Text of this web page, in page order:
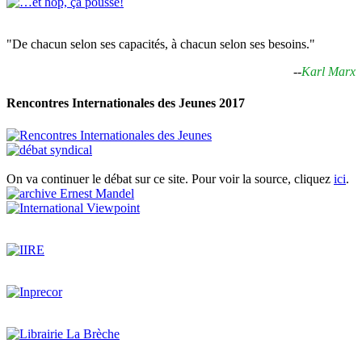
"De chacun selon ses capacités, à chacun selon ses besoins."
--Karl Marx
Rencontres Internationales des Jeunes 2017
On va continuer le débat sur ce site. Pour voir la source, cliquez ici.